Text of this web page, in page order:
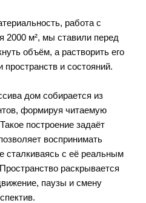
работа с
2000 м², мы ставили перед
объём, а растворить его
пространств и состояний.
дом собирается из
формируя читаемую
построение задаёт
воспринимать
сталкиваясь с её реальным
раскрывается
паузы и смену